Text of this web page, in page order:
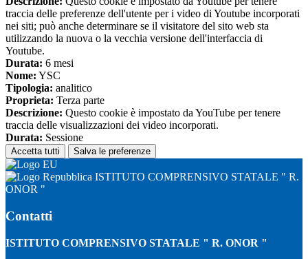
traccia delle preferenze dell'utente per i video di Youtube incorporati
nei siti; può anche determinare se il visitatore del sito web sta
utilizzando la nuova o la vecchia versione dell'interfaccia di
Youtube.
Durata: 6 mesi
Nome: YSC
Tipologia: analitico
Proprieta: Terza parte
Descrizione: Questo cookie è impostato da YouTube per tenere
traccia delle visualizzazioni dei video incorporati.
Durata: Sessione
Accetta tutti Salva le preferenze
ISTITUTO COMPRENSIVO STATALE " R.
ONOR "
Contatti
ISTITUTO COMPRENSIVO STATALE " R. ONOR "